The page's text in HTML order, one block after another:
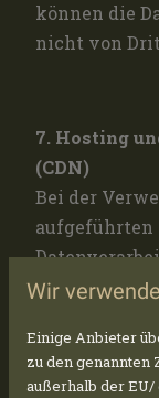
können die
nicht von
7. Hosting
(CDN)
Bei der
erbracht.
Host Europe
Wir
Einige Anbieter
zu den
außerhalb der EU/